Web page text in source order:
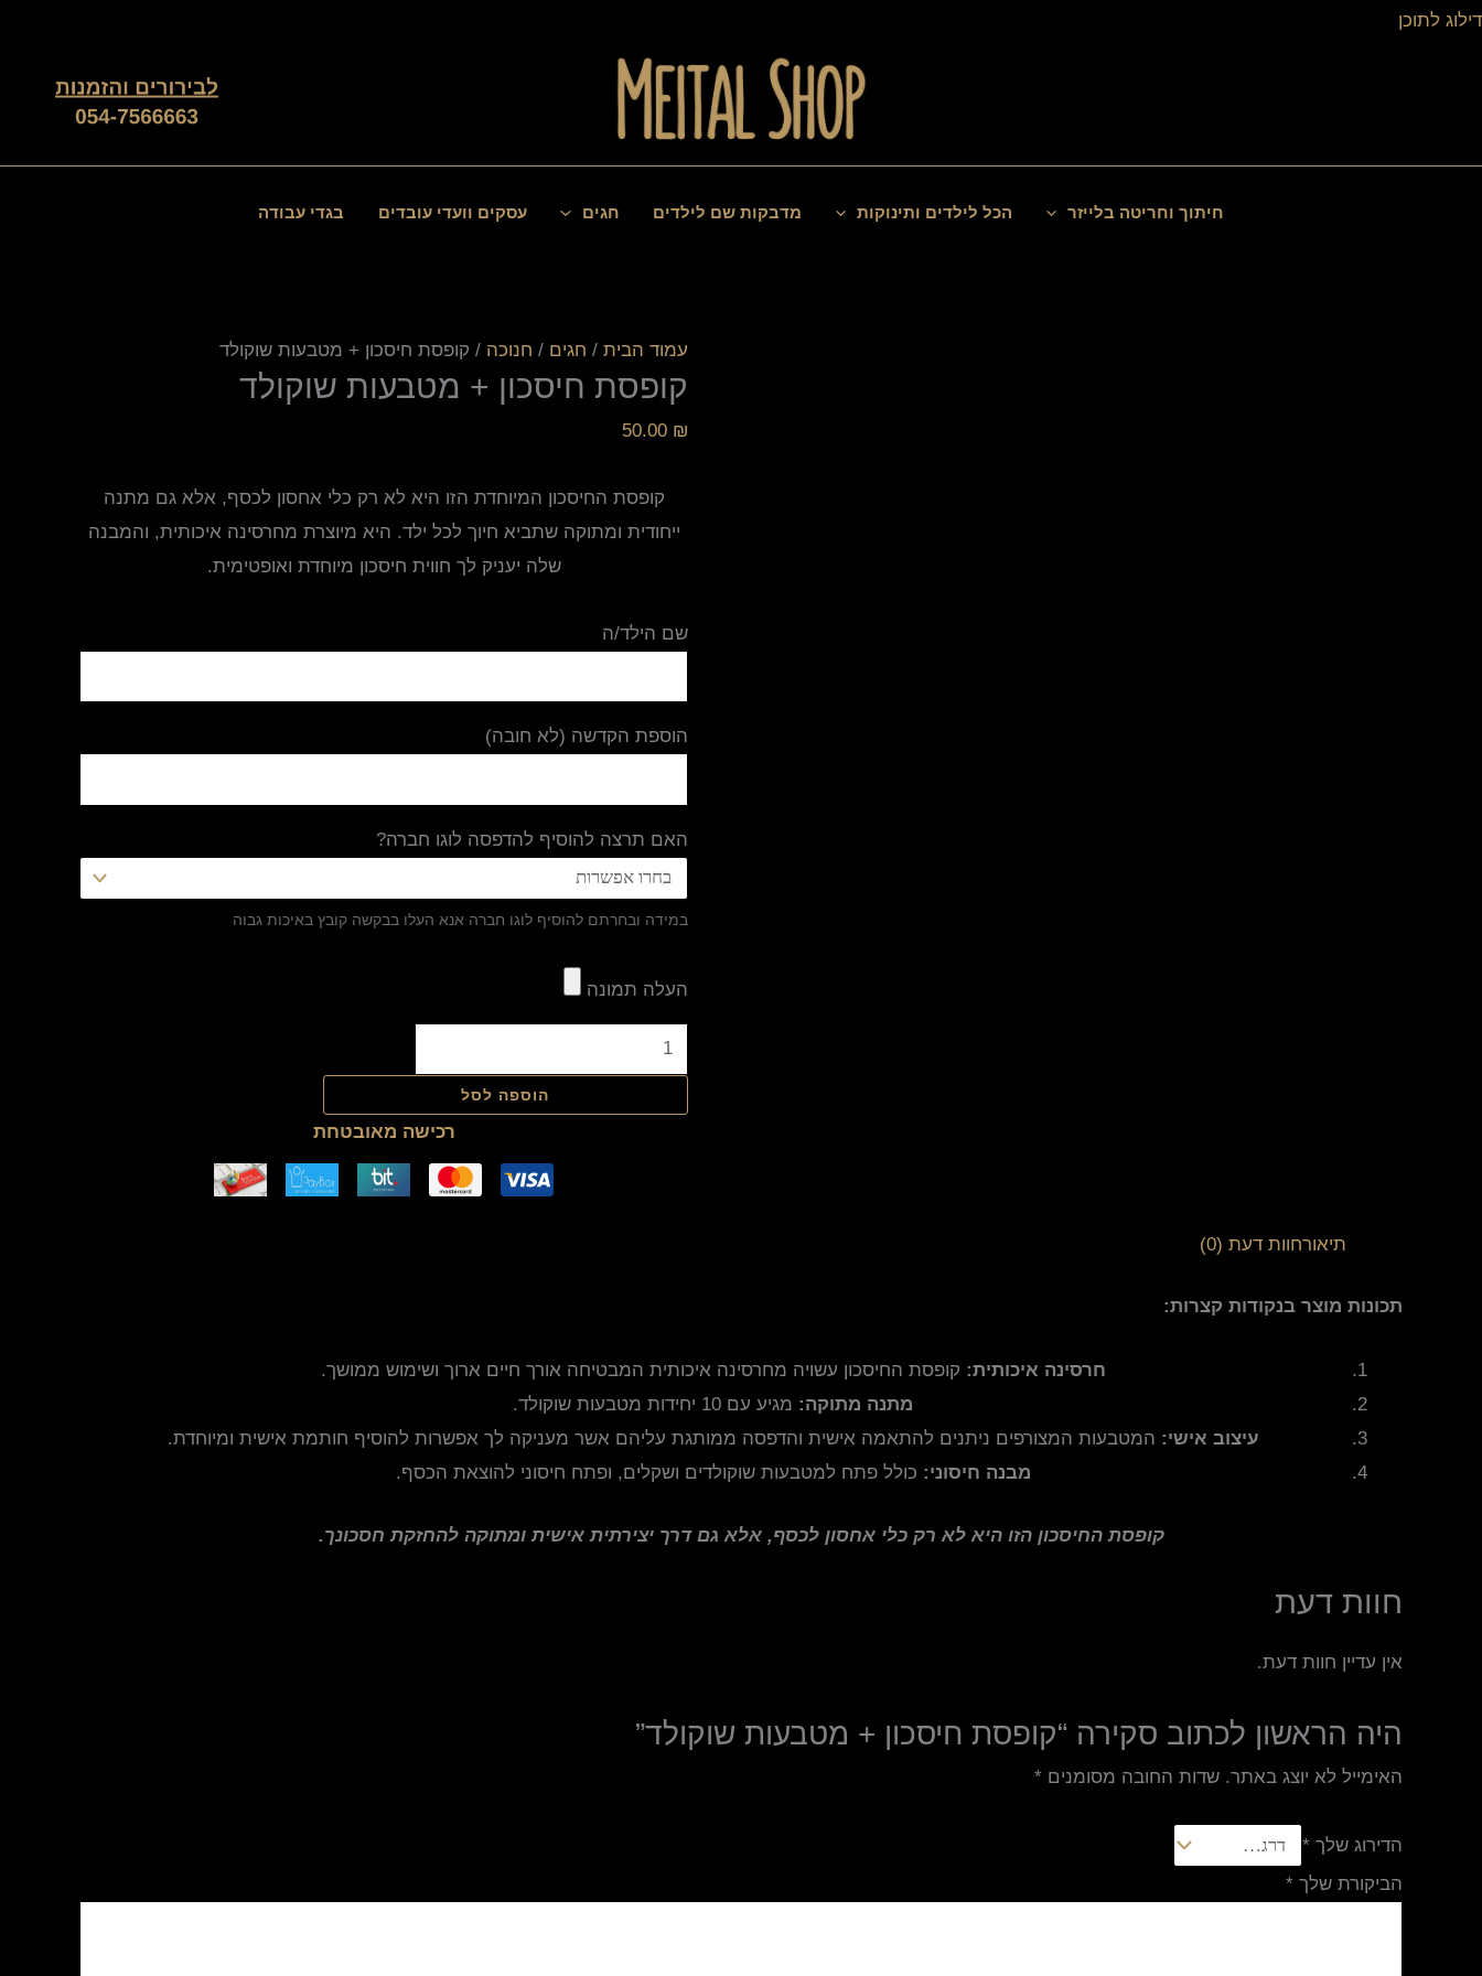
דילוג לתוכן
דילוג
חיתוך וחריטה בלייזר הכל לילדים ותינוקות מדבקות שם לילדים חגים עסקים וועדי עובדים בגדי עבודה
עמוד הבית / חגים / חנוכה / קופסת חיסכון + מטבעות שוקולד
קופסת חיסכון + מטבעות שוקולד
50.00 ₪
קופסת החיסכון המיוחדת הזו היא לא רק כלי אחסון לכסף, אלא גם מתנה
ייחודית ומתוקה שתביא חיוך לכל ילד. היא מיוצרת מחרסינה איכותית, והמבנה
שלה יעניק לך חווית חיסכון מיוחדת ואופטימית.
שם הילד/ה
הוספת הקדשה (לא חובה)
האם תרצה להוסיף להדפסה לוגו חברה?
במידה ובחרתם להוסיף לוגו חברה אנא העלו בבקשה קובץ באיכות גבוה
העלה תמונה
כמות
קופסת
מטבעות
הוספה לסל
רכישה מאובטחת
תיאורחוות דעת (0)
תכונות מוצר בנקודות קצרות:
חרסינה איכותית: קופסת החיסכון עשויה מחרסינה איכותית המבטיחה אורך חיים ארוך ושימוש ממושך.
מתנה מתוקה: מגיע עם 10 יחידות מטבעות שוקולד.
עיצוב אישי: המטבעות המצורפים ניתנים להתאמה אישית והדפסה ממותגת עליהם אשר מעניקה לך אפשרות להוסיף חותמת אישית ומיוחדת.
מבנה חיסוני: כולל פתח למטבעות שוקולדים ושקלים, ופתח חיסוני להוצאת הכסף.
קופסת החיסכון הזו היא לא רק כלי אחסון לכסף, אלא גם דרך יצירתית אישית ומתוקה להחזקת חסכונך.
חוות דעת
אין עדיין חוות דעת.
היה הראשון לכתוב סקירה “קופסת חיסכון + מטבעות שוקולד”
האימייל לא יוצג באתר. שדות החובה מסומנים *
הדירוג שלך *
הביקורת שלך *